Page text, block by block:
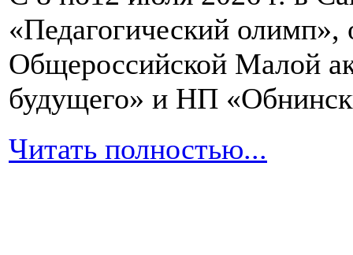
«Педагогический олимп»,
Общероссийской Малой
будущего» и НП
Читать полностью...